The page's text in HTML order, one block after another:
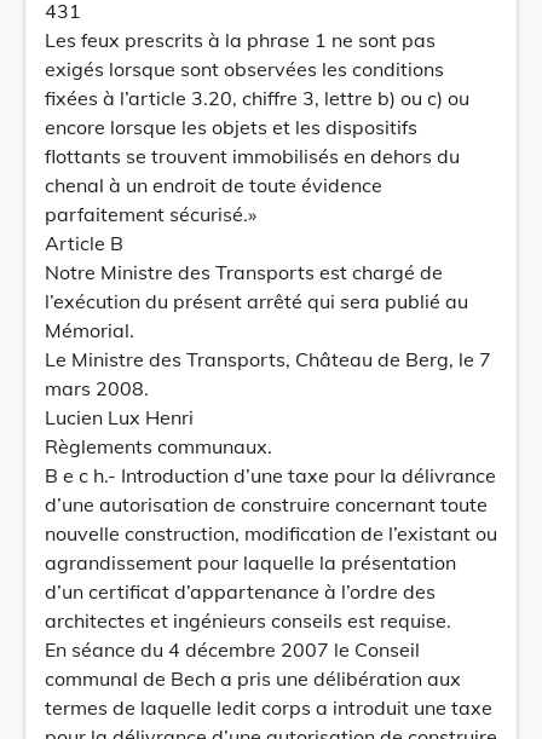
431
Les feux prescrits à la phrase 1 ne sont pas
exigés lorsque sont observées les conditions
fixées à l’article 3.20, chiffre 3, lettre b) ou c) ou
encore lorsque les objets et les dispositifs
flottants se trouvent immobilisés en dehors du
chenal à un endroit de toute évidence
parfaitement sécurisé.»
Article B
Notre Ministre des Transports est chargé de
l’exécution du présent arrêté qui sera publié au
Mémorial.
Le Ministre des Transports, Château de Berg, le 7
mars 2008.
Lucien Lux Henri
Règlements communaux.
B e c h.- Introduction d’une taxe pour la délivrance
d’une autorisation de construire concernant toute
nouvelle construction, modification de l’existant ou
agrandissement pour laquelle la présentation
d’un certificat d’appartenance à l’ordre des
architectes et ingénieurs conseils est requise.
En séance du 4 décembre 2007 le Conseil
communal de Bech a pris une délibération aux
termes de laquelle ledit corps a introduit une taxe